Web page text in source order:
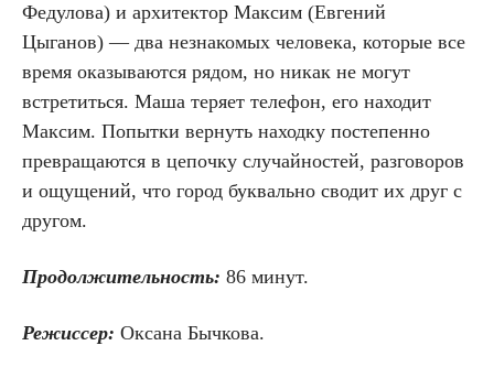
Федулова) и архитектор Максим (Евгений
Цыганов) — два незнакомых человека, которые все
время оказываются рядом, но никак не могут
встретиться. Маша теряет телефон, его находит
Максим. Попытки вернуть находку постепенно
превращаются в цепочку случайностей, разговоров
и ощущений, что город буквально сводит их друг с
другом.
Продолжительность: 86 минут.
Режиссер: Оксана Бычкова.